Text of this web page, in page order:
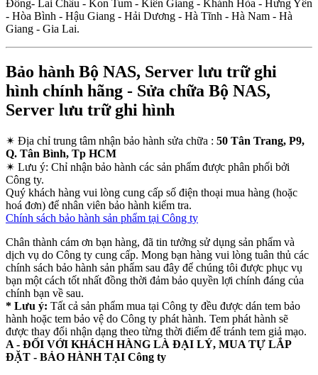
Đồng- Lai Châu - Kon Tum - Kiên Giang - Khánh Hòa - Hưng Yên
- Hòa Bình - Hậu Giang - Hải Dương - Hà Tĩnh - Hà Nam - Hà
Giang - Gia Lai.
Bảo hành Bộ NAS, Server lưu trữ ghi
hình chính hãng - Sửa chữa Bộ NAS,
Server lưu trữ ghi hình
✴ Địa chỉ trung tâm nhận bảo hành sửa chữa : 50 Tân Trang, P9,
Q. Tân Bình, Tp HCM
✴ Lưu ý: Chỉ nhận bảo hành các sản phẩm được phân phối bởi
Công ty.
Quý khách hàng vui lòng cung cấp số điện thoại mua hàng (hoặc
hoá đơn) để nhân viên bảo hành kiểm tra.
Chính sách bảo hành sản phẩm tại Công ty
Chân thành cám ơn bạn hàng, đã tin tưởng sử dụng sản phẩm và
dịch vụ do Công ty cung cấp. Mong bạn hàng vui lòng tuân thủ các
chính sách bảo hành sản phẩm sau đây để chúng tôi được phục vụ
bạn một cách tốt nhất đồng thời đảm bảo quyền lợi chính đáng của
chính bạn về sau.
* Lưu ý: Tất cả sản phẩm mua tại Công ty đều được dán tem bảo
hành hoặc tem bảo vệ do Công ty phát hành. Tem phát hành sẽ
được thay đổi nhận dạng theo từng thời điểm để tránh tem giả mạo.
A - ĐỐI VỚI KHÁCH HÀNG LÀ ĐẠI LÝ, MUA TỰ LẮP
ĐẶT - BẢO HÀNH TẠI Công ty